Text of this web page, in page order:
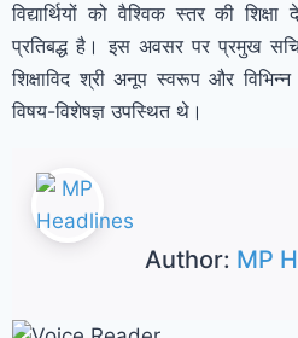
विद्यार्थियों को वैश्विक स्तर की
प्रतिबद्ध है। इस अवसर पर प्रमुख
शिक्षाविद श्री अनूप स्वरूप और विभिन्न
विषय-विशेषज्ञ उपस्थित थे।
Author: MP